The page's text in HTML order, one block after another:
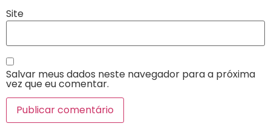
Site
Salvar meus dados neste navegador para a próxima
vez que eu comentar.